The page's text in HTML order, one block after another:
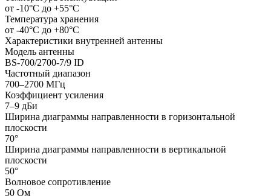
от -10°С до +55°С
Температура хранения
от -40°С до +80°С
Характеристики внутренней антенны
Модель антенны
BS-700/2700-7/9 ID
Частотный диапазон
700–2700 МГц
Коэффициент усиления
7–9 дБи
Ширина диаграммы направленности в горизонтальной
плоскости
70°
Ширина диаграммы направленности в вертикальной
плоскости
50°
Волновое сопротивление
50 Ом